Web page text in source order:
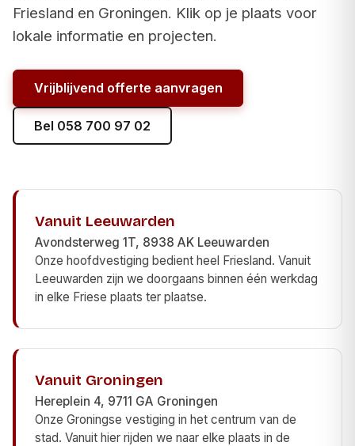
Friesland en Groningen. Klik op je plaats voor
lokale informatie en projecten.
Vrijblijvend offerte aanvragen
Bel 058 700 97 02
Vanuit Leeuwarden
Avondsterweg 1T, 8938 AK Leeuwarden
Onze hoofdvestiging bedient heel Friesland. Vanuit
Leeuwarden zijn we doorgaans binnen één werkdag
in elke Friese plaats ter plaatse.
Vanuit Groningen
Hereplein 4, 9711 GA Groningen
Onze Groningse vestiging in het centrum van de
stad. Vanuit hier rijden we naar elke plaats in de